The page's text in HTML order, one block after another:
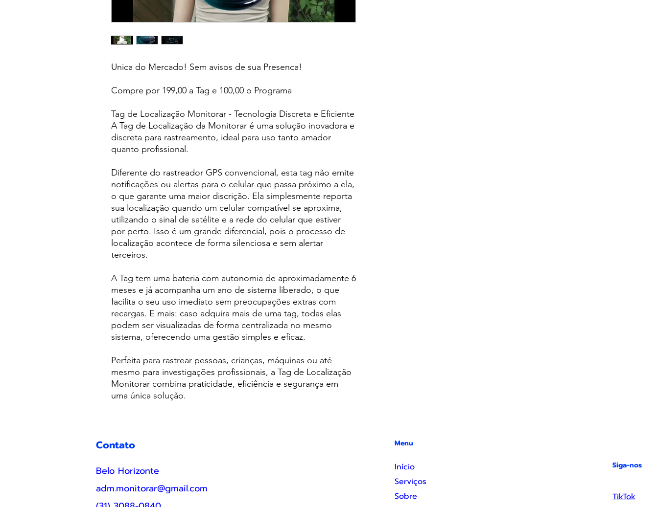
Unica do Mercado! Sem avisos de sua Presenca!
Compre por 199,00 a Tag e 100,00 o Programa
Tag de Localização Monitorar - Tecnologia Discreta e Eficiente
A Tag de Localização da Monitorar é uma solução inovadora e
discreta para rastreamento, ideal para uso tanto amador
quanto profissional.
Diferente do rastreador GPS convencional, esta tag não emite
notificações ou alertas para o celular que passa próximo a ela,
o que garante uma maior discrição. Ela simplesmente reporta
sua localização quando um celular compatível se aproxima,
utilizando o sinal de satélite e a rede do celular que estiver
por perto. Isso é um grande diferencial, pois o processo de
localização acontece de forma silenciosa e sem alertar
terceiros.
A Tag tem uma bateria com autonomia de aproximadamente 6
meses e já acompanha um ano de sistema liberado, o que
facilita o seu uso imediato sem preocupações extras com
recargas. E mais: caso adquira mais de uma tag, todas elas
podem ser visualizadas de forma centralizada no mesmo
sistema, oferecendo uma gestão simples e eficaz.
Perfeita para rastrear pessoas, crianças, máquinas ou até
mesmo para investigações profissionais, a Tag de Localização
Monitorar combina praticidade, eficiência e segurança em
uma única solução.
Contato
Belo Horizonte
adm.monitorar@gmail.com
Menu
Início
Serviços
Sobre
Siga-nos
TikTok